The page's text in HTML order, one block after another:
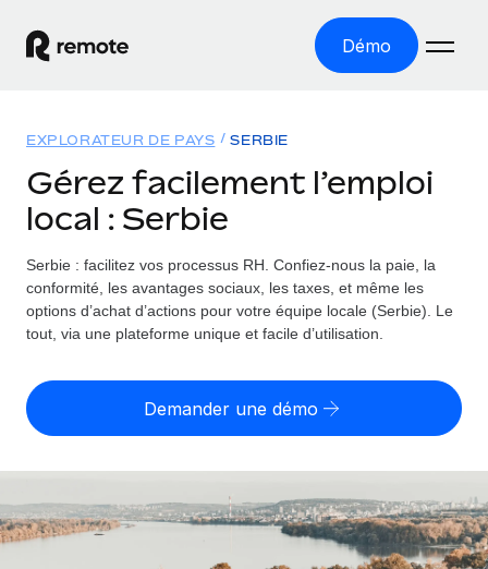
Démo
EMPLOI À L’INTERNATIONAL
Paie multipays
Gérez la paie facilement et en toute conformité
Employer of record
entités
Gestion des freelances
Intégrez et gérez vos freelances partout dans le monde
Solutions
COUVERTURE MONDIALE
Explorateur de pays
Toutes les informations sur l’emploi à l’international,
Explorateur des États-Unis (par État)
Simplifiez l’embauche à travers les différents États des
Comparer Remote
Examinez notre service par rapport aux autres
Ressources
OUTILS & CALCULATEURS
Évaluez le risque de requalification de contrat par pays
pays
Calculateur de paiement des freelances
Tarification
Nederlands Connexion
EXPLORATEUR DE PAYS SERBIE
Gérez facilement l’emploi
local : Serbie
Serbie : facilitez vos processus RH. Confiez-nous la paie, la
conformité, les avantages sociaux, les taxes, et même les
options d’achat d’actions pour votre équipe locale (Serbie). Le
tout, via une plateforme unique et facile d’utilisation.
Demander une démo